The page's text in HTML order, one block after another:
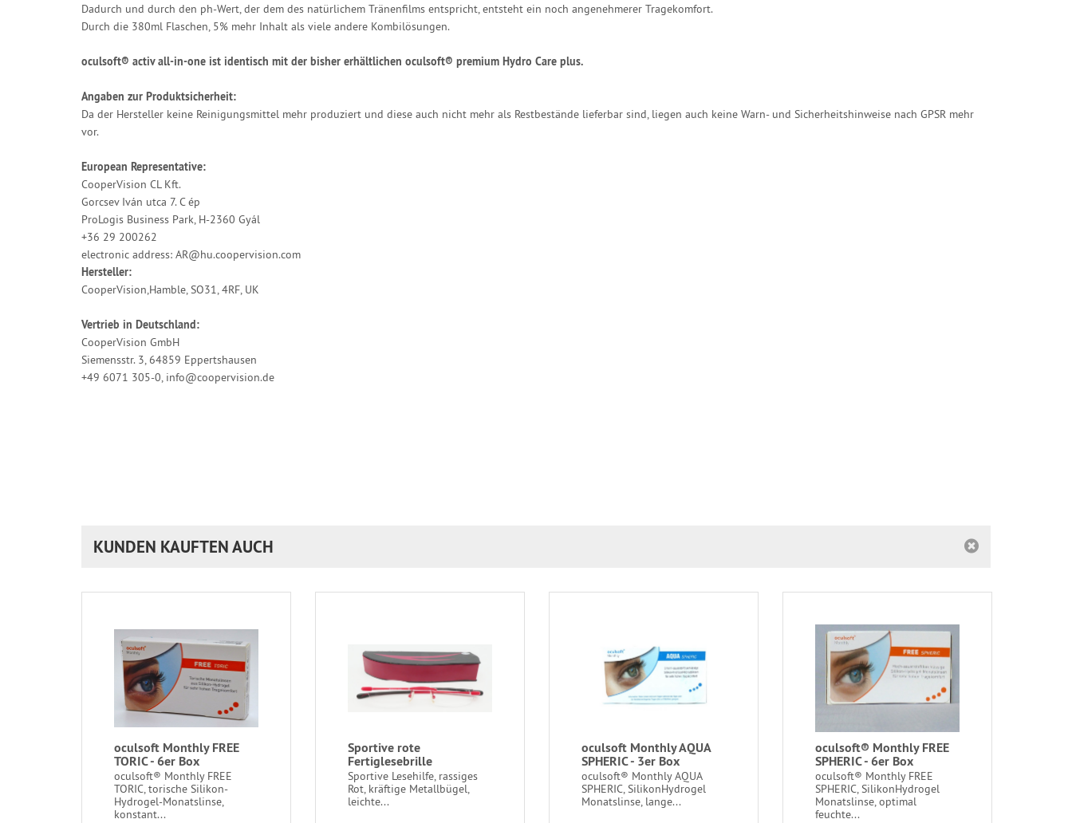
Dadurch und durch den ph-Wert, der dem des natürlichem Tränenfilms entspricht, entsteht ein noch angenehmerer Tragekomfort.
Durch die 380ml Flaschen, 5% mehr Inhalt als viele andere Kombilösungen.
oculsoft® activ all-in-one ist identisch mit der bisher erhältlichen oculsoft® premium Hydro Care plus.
Angaben zur Produktsicherheit:
Da der Hersteller keine Reinigungsmittel mehr produziert und diese auch nicht mehr als Restbestände lieferbar sind, liegen auch keine Warn- und Sicherheitshinweise nach GPSR mehr
vor.
European Representative:
CooperVision CL Kft.
Gorcsev Iván utca 7. C ép
ProLogis Business Park, H-2360 Gyál
+36 29 200262
electronic address: AR@hu.coopervision.com
Hersteller:
CooperVision,Hamble, SO31, 4RF, UK
Vertrieb in Deutschland:
CooperVision GmbH
Siemensstr. 3, 64859 Eppertshausen
+49 6071 305-0, info@coopervision.de
KUNDEN KAUFTEN AUCH
oculsoft Monthly FREE
TORIC - 6er Box
oculsoft® Monthly FREE
TORIC, torische Silikon-
Hydrogel-Monatslinse,
konstant...
Sportive rote
Fertiglesebrille
Sportive Lesehilfe, rassiges
Rot, kräftige Metallbügel,
leichte...
oculsoft Monthly AQUA
SPHERIC - 3er Box
oculsoft® Monthly AQUA
SPHERIC, SilikonHydrogel
Monatslinse, lange...
oculsoft® Monthly FREE
SPHERIC - 6er Box
oculsoft® Monthly FREE
SPHERIC, SilikonHydrogel
Monatslinse, optimal
feuchte...